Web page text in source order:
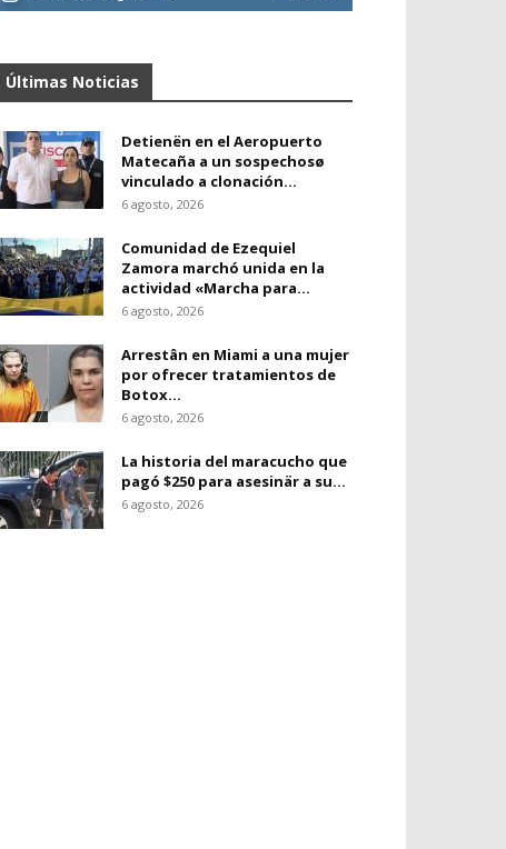
Últimas Noticias
Detienën en el Aeropuerto
Matecaña a un sospechosø
vinculado a clonación...
6 agosto, 2026
Comunidad de Ezequiel
Zamora marchó unida en la
actividad «Marcha para...
6 agosto, 2026
Arrestân en Miami a una mujer
por ofrecer tratamientos de
Botox...
6 agosto, 2026
La historia del maracucho que
pagó $250 para asesinär a su...
6 agosto, 2026